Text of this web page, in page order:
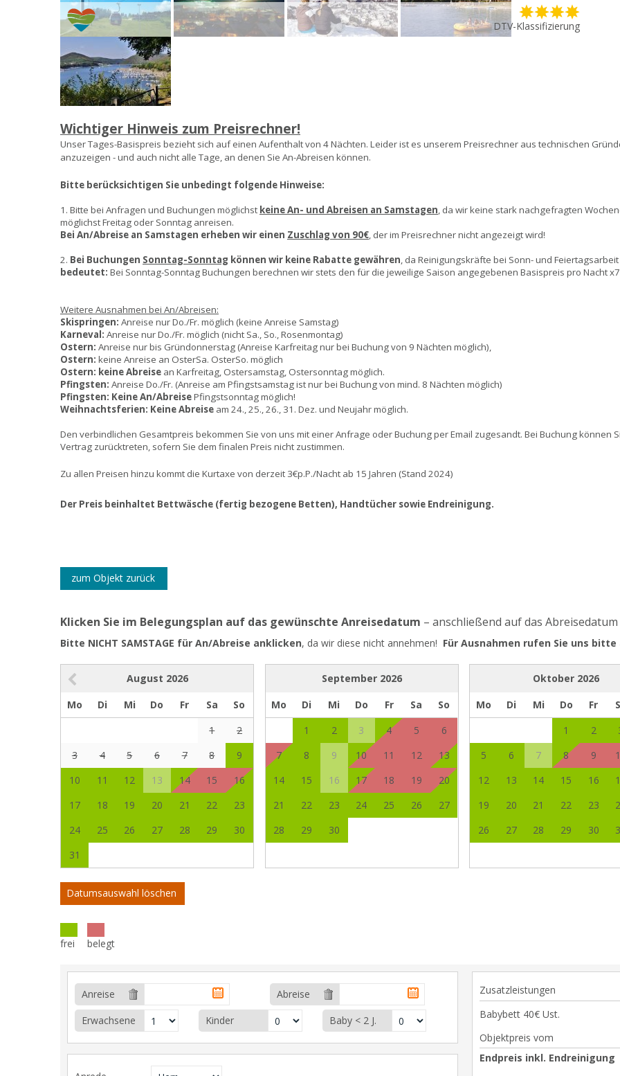
DTV-Klassifizierung
Wichtiger Hinweis zum Preisrechner!
Unser Tages-Basispreis bezieht sich auf einen Aufenthalt von 4 Nächten. Leider ist es unserem Preisrechner aus technischen
anzuzeigen - und auch nicht alle Tage, an denen Sie An-Abreisen können.
Bitte berücksichtigen Sie unbedingt folgende Hinweise:
1. Bitte bei Anfragen und Buchungen möglichst keine An- und Abreisen an Samstagen, da wir keine stark nachgefragten
möglichst Freitag oder Sonntag anreisen.
Bei An/Abreise an Samstagen erheben wir einen Zuschlag von 90€, der im Preisrechner nicht angezeigt wird!
2. Bei Buchungen Sonntag-Sonntag können wir keine Rabatte gewähren, da Reinigungskräfte bei Sonn- und
bedeutet: Bei Sonntag-Sonntag Buchungen berechnen wir stets den für die jeweilige Saison angegebenen Basispreis pro Nacht
Weitere Ausnahmen bei An/Abreisen:
Skispringen: Anreise nur Do./Fr. möglich (keine Anreise Samstag)
Karneval: Anreise nur Do./Fr. möglich (nicht Sa., So., Rosenmontag)
Ostern: Anreise nur bis Gründonnerstag (Anreise Karfreitag nur bei Buchung von 9 Nächten möglich),
Ostern: keine Anreise an OsterSa. OsterSo. möglich
Ostern: keine Abreise an Karfreitag, Ostersamstag, Ostersonntag möglich.
Pfingsten: Anreise Do./Fr. (Anreise am Pfingstsamstag ist nur bei Buchung von mind. 8 Nächten möglich)
Pfingsten: Keine An/AbreisePfingstsonntag möglich!
Weihnachtsferien: Keine Abreise am 24., 25., 26., 31. Dez. und Neujahr möglich.
Den verbindlichen Gesamtpreis bekommen Sie von uns mit einer Anfrage oder Buchung per Email zugesandt. Bei Buchung
Vertrag zurücktreten, sofern Sie dem finalen Preis nicht zustimmen.
Zu allen Preisen hinzu kommt die Kurtaxe von derzeit 3€p.P./Nacht ab 15 Jahren (Stand 2024)
Der Preis beinhaltet Bettwäsche (fertig bezogene Betten), Handtücher sowie Endreinigung.
zum Objekt zurück
Klicken Sie im Belegungsplan auf das gewünschte Anreisedatum – anschließend auf das Abreisedatum
Bitte NICHT SAMSTAGE für An/Abreise anklicken, da wir diese nicht annehmen! Für Ausnahmen rufen Sie uns bitte
August 2026
Mo
Di Mi Do Fr Sa
So
1
2
3
4 5 6 7 8
9
10
11 12 13 14 15
16
17
18 19 20 21 22
23
24
25 26 27 28 29
30
31
September 2026
Mo
Di Mi Do Fr Sa
So
1
2 3 4 5
6
7
8 9 10 11 12
13
14
15 16 17 18 19
20
21
22 23 24 25 26
27
28
29 30
Oktober 2026
Mo
Di Mi Do Fr
1
2
5
6 7 8 9
12
13 14 15 16
19
20 21 22 23
26
27 28 29 30
Datumsauswahl löschen
frei belegt
Anreise
Abreise
Erwachsene
Kinder Baby < 2 J.
Zusatzleistungen
Babybett 40€ Ust.
Objektpreis vom
Endpreis inkl. Endreinigung